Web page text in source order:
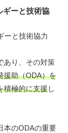
ギーと技術協
あり、その対策
援助（ODA）を
積極的に支援し
本のODAの重要